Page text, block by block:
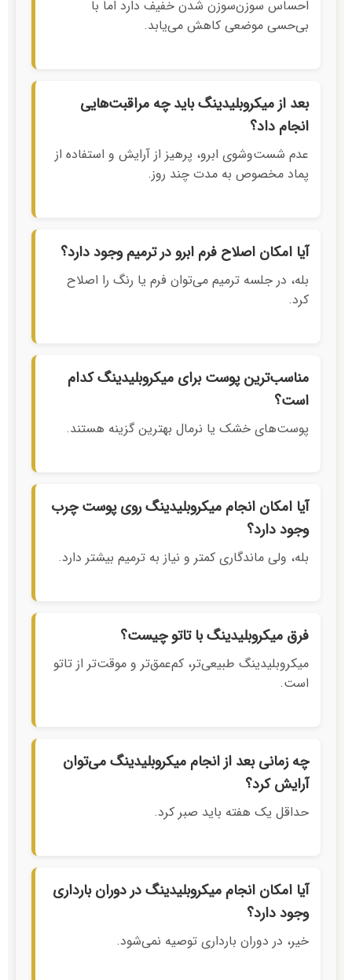
احساس سوزن‌سوزن شدن خفیف دارد اما با
بی‌حسی موضعی کاهش می‌یابد.
بعد از میکروبلیدینگ باید چه مراقبت‌هایی
انجام داد؟
عدم شست‌وشوی ابرو، پرهیز از آرایش و استفاده از
پماد مخصوص به مدت چند روز.
آیا امکان اصلاح فرم ابرو در ترمیم وجود دارد؟
بله، در جلسه ترمیم می‌توان فرم یا رنگ را اصلاح
کرد.
مناسب‌ترین پوست برای میکروبلیدینگ کدام
است؟
پوست‌های خشک یا نرمال بهترین گزینه هستند.
آیا امکان انجام میکروبلیدینگ روی پوست چرب
وجود دارد؟
بله، ولی ماندگاری کمتر و نیاز به ترمیم بیشتر دارد.
فرق میکروبلیدینگ با تاتو چیست؟
میکروبلیدینگ طبیعی‌تر، کم‌عمق‌تر و موقت‌تر از تاتو
است.
چه زمانی بعد از انجام میکروبلیدینگ می‌توان
آرایش کرد؟
حداقل یک هفته باید صبر کرد.
آیا امکان انجام میکروبلیدینگ در دوران بارداری
وجود دارد؟
خیر، در دوران بارداری توصیه نمی‌شود.